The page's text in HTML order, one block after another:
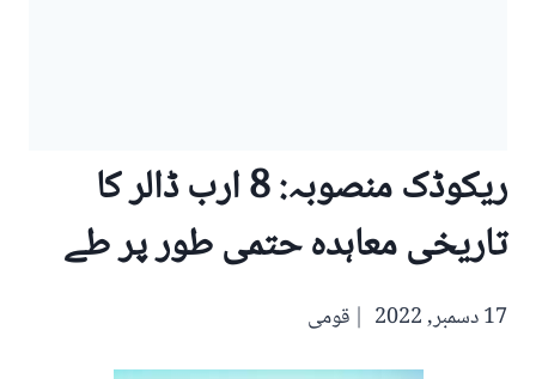
ریکوڈک منصوبہ: 8 ارب ڈالر کا
تاریخی معاہدہ حتمی طور پر طے
17 دسمبر, 2022 قومی